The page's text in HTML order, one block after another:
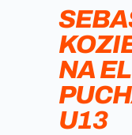
NA
U13